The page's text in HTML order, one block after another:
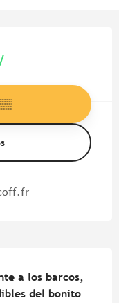
a los barcos,
del bonito